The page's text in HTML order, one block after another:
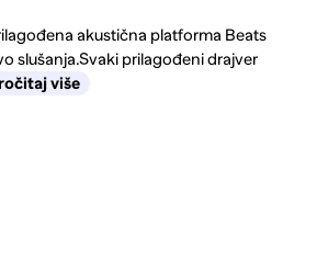
akustična platforma Beats
slušanja.Svaki prilagođeni drajver
više